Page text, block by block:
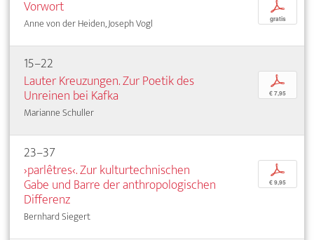
Vorwort
Anne von der Heiden, Joseph Vogl
p
gratis
15–22
Lauter Kreuzungen. Zur Poetik des
Unreinen bei Kafka
Marianne Schuller
p
€ 7,95
23–37
›parlêtres‹. Zur kulturtechnischen
Gabe und Barre der anthropologischen
Differenz
Bernhard Siegert
p
€ 9,95